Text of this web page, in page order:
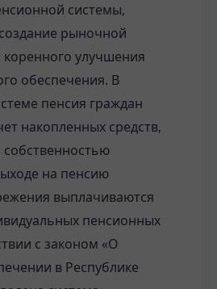
системы,
рыночной
улучшения
обеспечения. В
пенсия граждан
накопленных средств,
на пенсию
выплачиваются
пенсионных
с законом «О
в Республике